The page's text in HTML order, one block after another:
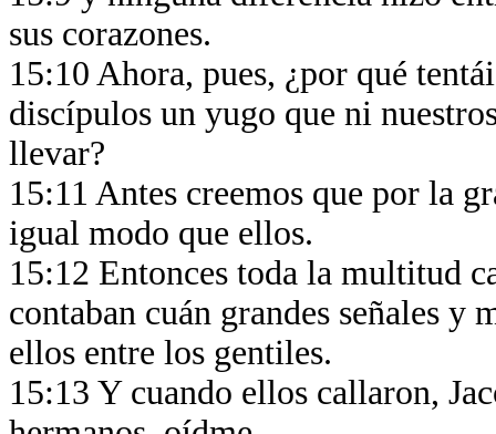
sus corazones.
15:10 Ahora, pues, ¿por qué
discípulos un yugo que ni
llevar?
15:11 Antes creemos que por la
igual modo que ellos.
15:12 Entonces toda la multitud
contaban cuán grandes señales
ellos entre los gentiles.
15:13 Y cuando ellos callaron,